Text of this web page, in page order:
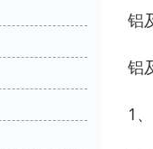
铝
铝
1